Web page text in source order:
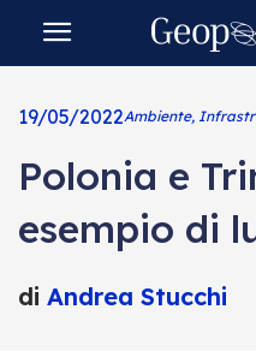
19/05/2022Ambiente,
Polonia e
esempio di
di Andrea Stucchi